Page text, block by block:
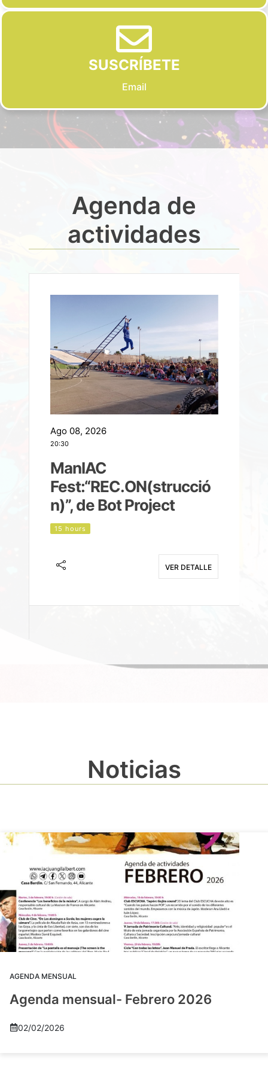
SUSCRÍBETE
Email
Agenda de
actividades
Ago 08, 2026
20:30
ManIAC
Fest:“REC.ON(strucció
n)”, de Bot Project
15 hours
VER DETALLE
Noticias
AGENDA MENSUAL
Agenda mensual- Febrero 2026
02/02/2026